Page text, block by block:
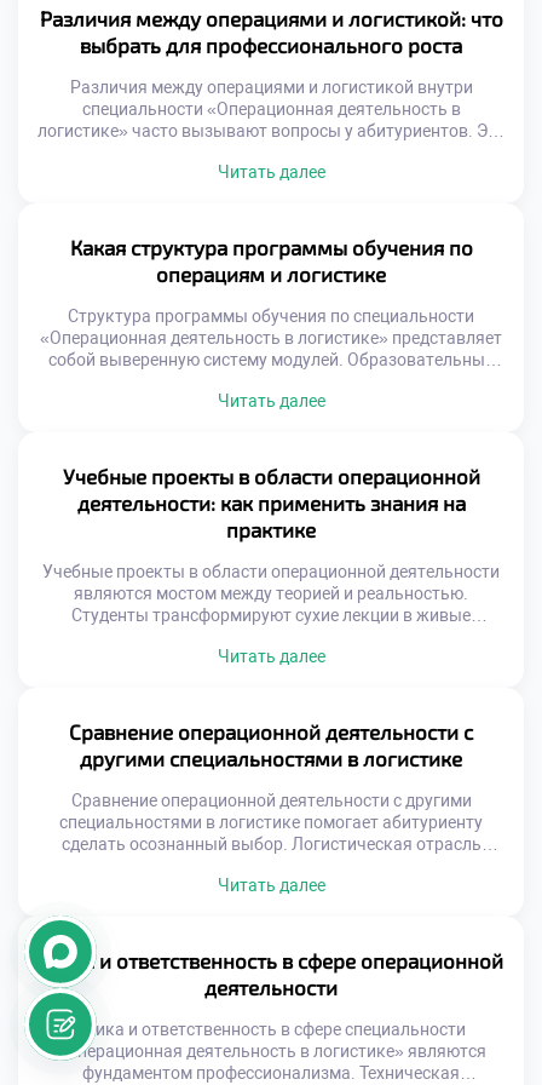
становления будущего специалиста. Научный текст
требует точности, ясности и доказательности изложения.
Многие студенты ошибочно считают публикации уделом
опытных ученых. Однако студенческие работы часто […]
Различия между операциями и логистикой: что
выбрать для профессионального роста
Различия между операциями и логистикой внутри
специальности «Операционная деятельность в
логистике» часто вызывают вопросы у абитуриентов. Эти
функциональный фокус. Понимание нюансов помогает
ресурсов. Логистика же управляет внешними потоками и
связями. Синергия этих направлений создает ценность
для бизнеса. Решение поступить учиться […]
Читать далее
Какая структура программы обучения по
операциям и логистике
Структура программы обучения по специальности
«Операционная деятельность в логистике» представляет
собой выверенную систему модулей. Образовательный
прикладными навыками управления потоками. Такая
Каждый элемент учебного плана логически связан с
другими блоками. Теория подкрепляется практикой на
каждом этапе освоения материала. Студент видит
целостную картину […]
Читать далее
Учебные проекты в области операционной
деятельности: как применить знания на
практике
Учебные проекты в области операционной деятельности
являются мостом между теорией и реальностью.
Студенты трансформируют сухие лекции в живые
знаний формирует устойчивые компетенции будущего
деятельность делает образовательный процесс
осмысленным и увлекательным. Выпускники приходят к
работодателю с портфолио готовых решений.
Традиционные методы […]
Читать далее
Сравнение операционной деятельности с
другими специальностями в логистике
Сравнение операционной деятельности с другими
специальностями в логистике помогает абитуриенту
сделать осознанный выбор. Логистическая отрасль
Каждое из них имеет уникальную специфику и требования
ошибки при подаче документов. Будущий студент должен
четко видеть свое место в системе. Многие поступающие
путают операционную деятельность с управлением
перевозками. […]
Читать далее
Этика и ответственность в сфере операционной
деятельности
Этика и ответственность в сфере специальности
«Операционная деятельность в логистике» являются
фундаментом профессионализма. Техническая